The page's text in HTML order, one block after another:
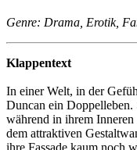
Genre: Drama, Erotik,
Klappentext
In einer Welt, in der
Duncan ein Doppelleben.
während in ihrem
dem attraktiven
ihre Fassade kaum noch